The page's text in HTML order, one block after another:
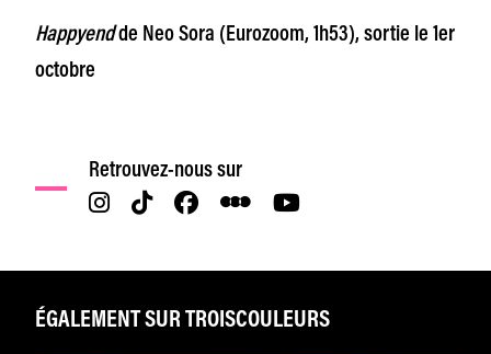
Happyendde Neo Sora (Eurozoom, 1h53), sortie le 1er
octobre
Retrouvez-nous sur
ÉGALEMENT SUR TROISCOULEURS